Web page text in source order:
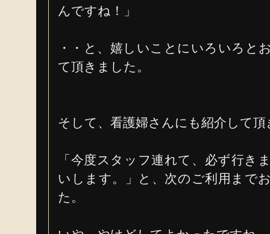
んですね！」
・・と、嬉しいことにいろいろと
て頂きました。
そして、看護婦さんにも紹介して頂
「今度スタッフ連れて、必ず行き
いします。」と、次のご利用まで
た。